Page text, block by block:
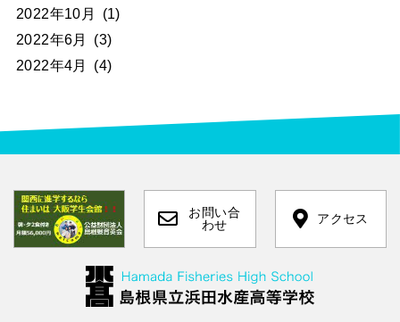
2022年10月
(1)
2022年6月
(3)
2022年4月
(4)
お問い合
わせ
アクセス